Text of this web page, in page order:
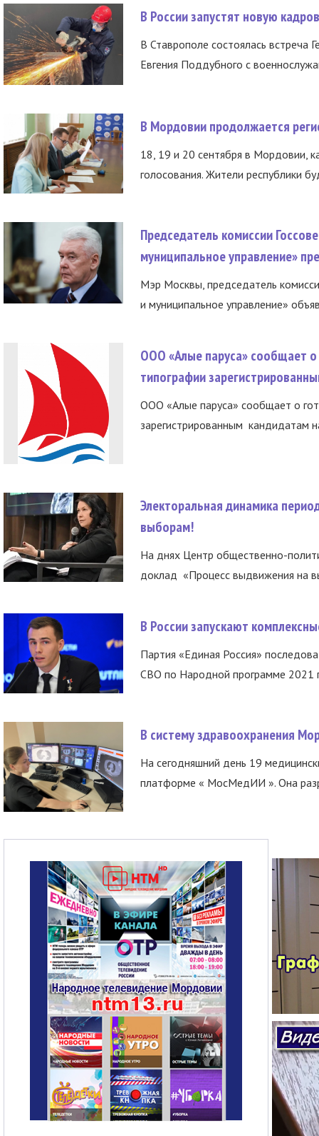
В России запустят новую
В Ставрополе состоялась встреча
Евгения Поддубного с
В Мордовии продолжается
18, 19 и 20 сентября в Мордовии,
голосования. Жители республики
Председатель комиссии
муниципальное управление»
Мэр Москвы, председатель
и муниципальное управление»
ООО «Алые паруса» сообщает о
типографии
ООО «Алые паруса» сообщает о
зарегистрированным кандидатам
Электоральная динамика
выборам!
На днях Центр общественно-
доклад «Процесс выдвижения на
В России запускают
Партия «Единая Россия»
СВО по Народной программе 2021
В систему здравоохранения
На сегодняшний день 19
платформе « МосМедИИ ». Она